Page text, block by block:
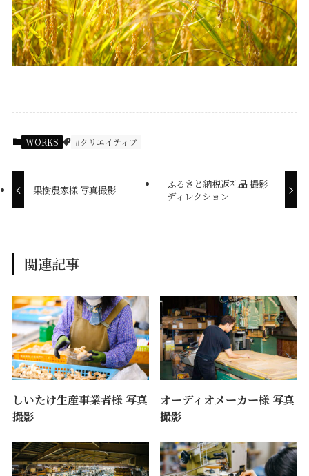
WORKS #クリエイティブ
果樹農家様 写真撮影
ふるさと納税返礼品 撮影
ディレクション
関連記事
しいたけ生産事業者様 写真
撮影
オーディオメーカー様 写真
撮影